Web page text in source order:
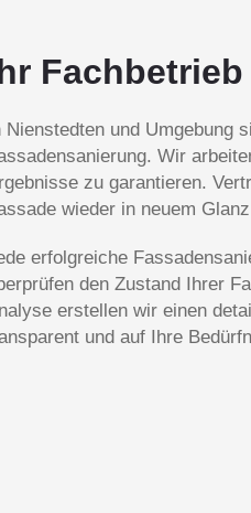
Nienstedten und Umgebung
Wir
zu garantieren.
wieder in neuem
erfolgreiche
den Zustand Ihrer
erstellen wir einen
und auf Ihre